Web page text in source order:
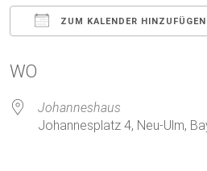
ZUM KALENDER HINZUFÜGEN
WO
Johanneshaus
Johannesplatz 4, Neu-Ulm,